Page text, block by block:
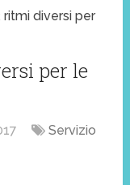
ritmi diversi per
per le
Servizio